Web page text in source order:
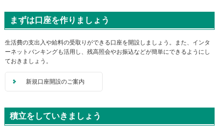
共
通
メ
ー
移
し
まずは口座を作りましょう
生活費の支出入や給料の受取りができる口座を開設しましょう。また、インタ
ーネットバンキングも活用し、残高照会やお振込などが簡単にできるようにし
ておきましょう。
新規口座開設のご案内
積立をしていきましょう